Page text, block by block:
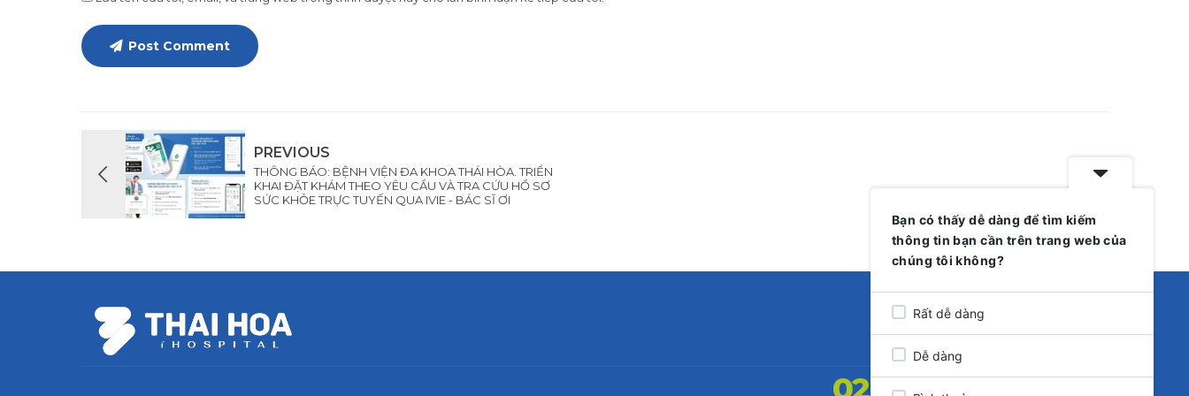
Post Comment
PREVIOUS
THÔNG BÁO: BỆNH VIỆN ĐA KHOA THÁI HÒA. TRIỂN
KHAI ĐẶT KHÁM THEO YÊU CẦU VÀ TRA CỨU HỒ SƠ
SỨC KHỎE TRỰC TUYẾN QUA IVIE - BÁC SĨ ƠI
0259.3824509
Bạn có thấy dễ dàng để tìm kiếm
thông tin bạn cần trên trang web của
chúng tôi không?
Rất dễ dàng
Dễ dàng